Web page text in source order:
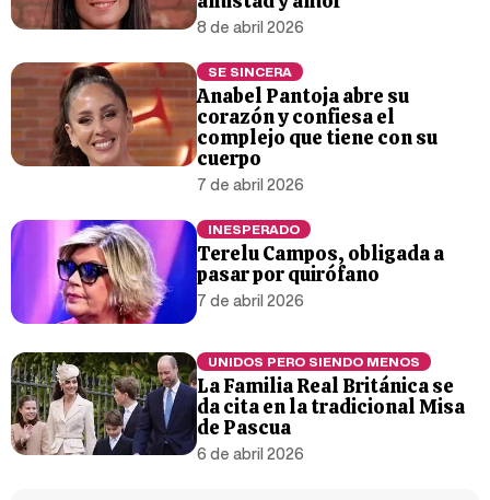
8 de abril 2026
SE SINCERA
Anabel Pantoja abre su
corazón y confiesa el
complejo que tiene con su
cuerpo
7 de abril 2026
INESPERADO
Terelu Campos, obligada a
pasar por quirófano
7 de abril 2026
UNIDOS PERO SIENDO MENOS
La Familia Real Británica se
da cita en la tradicional Misa
de Pascua
6 de abril 2026